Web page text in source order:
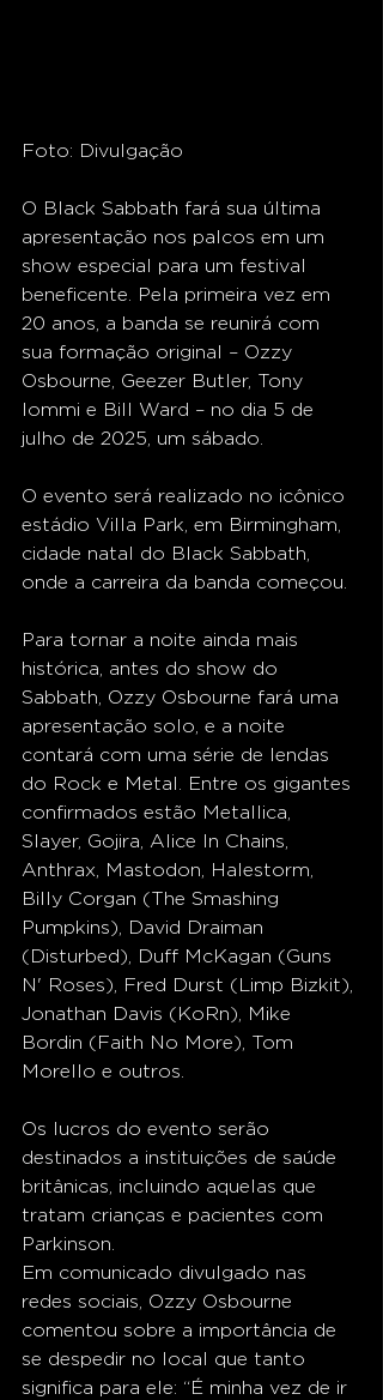
Foto: Divulgação
O Black Sabbath fará sua última
apresentação nos palcos em um
show especial para um festival
beneficente. Pela primeira vez em
20 anos, a banda se reunirá com
sua formação original – Ozzy
Osbourne, Geezer Butler, Tony
Iommi e Bill Ward – no dia 5 de
julho de 2025, um sábado.
O evento será realizado no icônico
estádio Villa Park, em Birmingham,
cidade natal do Black Sabbath,
onde a carreira da banda começou.
Para tornar a noite ainda mais
histórica, antes do show do
Sabbath, Ozzy Osbourne fará uma
apresentação solo, e a noite
contará com uma série de lendas
do Rock e Metal. Entre os gigantes
confirmados estão Metallica,
Slayer, Gojira, Alice In Chains,
Anthrax, Mastodon, Halestorm,
Billy Corgan (The Smashing
Pumpkins), David Draiman
(Disturbed), Duff McKagan (Guns
N' Roses), Fred Durst (Limp Bizkit),
Jonathan Davis (KoRn), Mike
Bordin (Faith No More), Tom
Morello e outros.
Os lucros do evento serão
destinados a instituições de saúde
britânicas, incluindo aquelas que
tratam crianças e pacientes com
Parkinson.
Em comunicado divulgado nas
redes sociais, Ozzy Osbourne
comentou sobre a importância de
se despedir no local que tanto
significa para ele: “É minha vez de ir